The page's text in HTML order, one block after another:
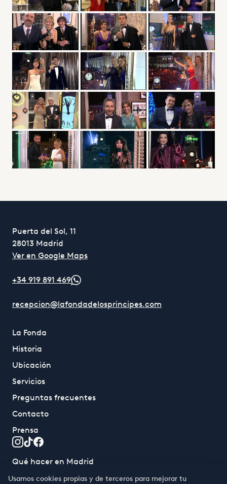
Puerta del Sol, 11
28013 Madrid
Ver en Google Maps
+34 919 891 469
recepcion@lafondadelosprincipes.com
La Fonda
Historia
Ubicación
Servicios
Preguntas frecuentes
Contacto
Prensa
Qué hacer en Madrid
Usamos cookies propias y de terceros para mejorar tu